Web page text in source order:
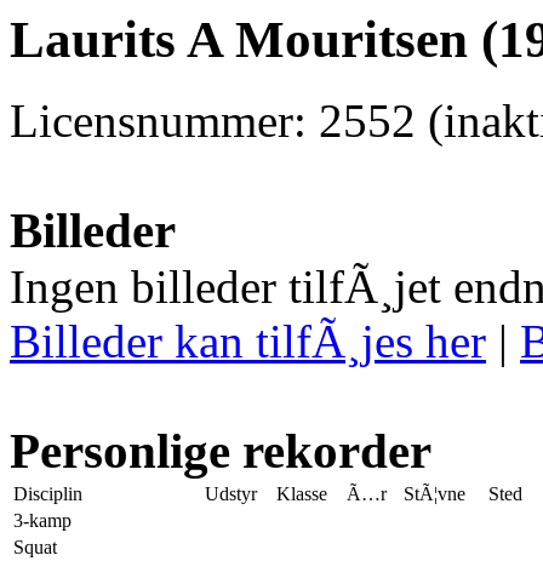
Laurits A Mouritsen
Licensnummer: 2552
Billeder
Ingen billeder tilfÃ¸jet
Billeder kan tilfÃ¸jes her |
Personlige rekorder
Disciplin Udstyr Klasse Ã…r StÃ¦vne
Sted
3-kamp
Squat